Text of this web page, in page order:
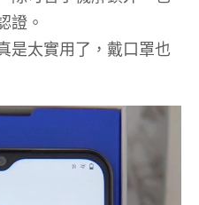
證。
是太實用了，戴口罩也